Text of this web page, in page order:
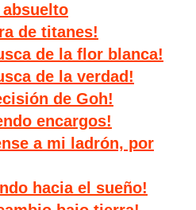
de titanes!
de la flor blanca!
de la verdad!
de Goh!
encargos!
a mi ladrón, por
hacia el sueño!